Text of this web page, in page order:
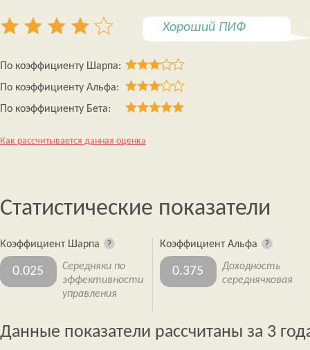
Хороший ПИФ
По коэффициенту Шарпа:
По коэффициенту Альфа:
По коэффициенту Бета:
Как рассчитывается данная оценка
Статистические показатели
Коэффициент Шарпа
0.025
Середняки по
эффективности
управления
Коэффициент Альфа
0.375
Доходность
середнячковая
Данные показатели рассчитаны за 3